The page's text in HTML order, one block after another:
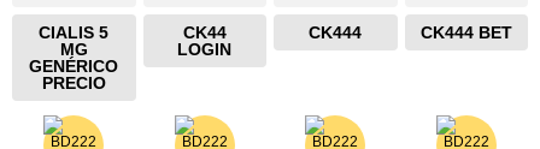
CIALIS 5
MG
GENÉRICO
PRECIO
CK44
LOGIN
CK444 CK444 BET